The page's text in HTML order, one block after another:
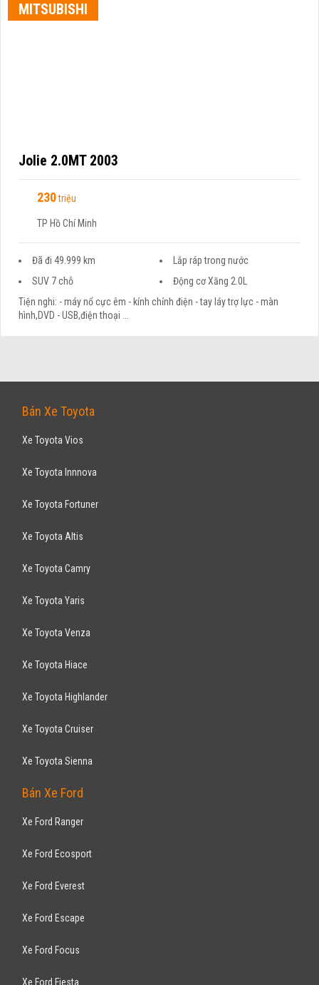
MITSUBISHI
Jolie 2.0MT 2003
230triệu
TP Hồ Chí Minh
Đã đi 49.999 km
Lắp ráp trong nước
SUV 7 chỗ
Động cơ Xăng 2.0L
Tiện nghi: - máy nổ cực êm - kính chỉnh điện - tay láy trợ lực - màn
hình,DVD - USB,điện thoại ...
Bán Xe Toyota
Xe Toyota Vios
Xe Toyota Innnova
Xe Toyota Fortuner
Xe Toyota Altis
Xe Toyota Camry
Xe Toyota Yaris
Xe Toyota Venza
Xe Toyota Hiace
Xe Toyota Highlander
Xe Toyota Cruiser
Xe Toyota Sienna
Bán Xe Ford
Xe Ford Ranger
Xe Ford Ecosport
Xe Ford Everest
Xe Ford Escape
Xe Ford Focus
Xe Ford Fiesta